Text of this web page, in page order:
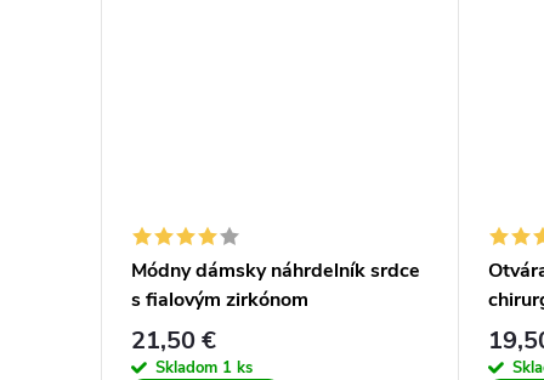
Módny dámsky náhrdelník srdce
s fialovým zirkónom
21,50 €
Skladom 1 ks
fotku